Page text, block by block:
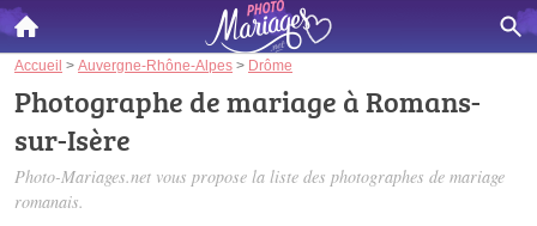
Accueil > Auvergne-Rhône-Alpes > Drôme
Photographe de mariage à Romans-
sur-Isère
Photo-Mariages.net vous propose la liste des photographes de mariage
romanais.